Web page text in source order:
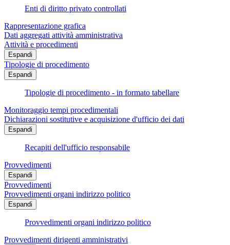
Enti di diritto privato controllati
Rappresentazione grafica
Dati aggregati attività amministrativa
Attività e procedimenti
Espandi
Tipologie di procedimento
Espandi
Tipologie di procedimento - in formato tabellare
Monitoraggio tempi procedimentali
Dichiarazioni sostitutive e acquisizione d'ufficio dei dati
Espandi
Recapiti dell'ufficio responsabile
Provvedimenti
Espandi
Provvedimenti
Provvedimenti organi indirizzo politico
Espandi
Provvedimenti organi indirizzo politico
Provvedimenti dirigenti amministrativi